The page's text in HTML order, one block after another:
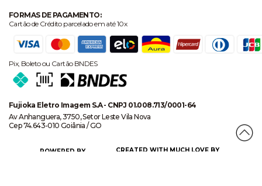
FORMAS DE PAGAMENTO:
Cartão de Crédito parcelado em até 10x
Pix, Boleto ou Cartão BNDES
Fujioka Eletro Imagem S.A - CNPJ 01.008.713/0001-64
Av Anhanguera, 3750, Setor Leste Vila Nova
Cep 74.643-010 Goiânia / GO
POWERED BY CREATED WITH MUCH LOVE BY